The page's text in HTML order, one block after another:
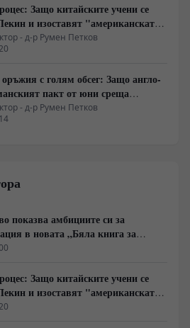
Защо китайските учени се
и изоставят "американската
- д-р Румен Петков
с голям обсег: Защо англо-
пакт от юни среща
стена- д-р Румен Петков
показва амбициите си за
в новата „Бяла книга за
Защо китайските учени се
и изоставят "американската